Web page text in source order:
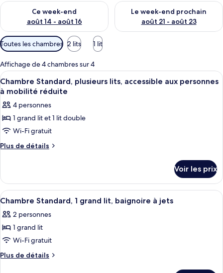
Ce week-end
août 14 - août 16
Vérifier la disponibilité pour ce week-end août 14 - août 16
Le week-end prochain
août 21 - août 23
Vérifier la disponibilité pour
Filtres
disponibles
pour
les
chambres
Toutes les chambres 2 lits 1 lit
Affichage de 4 chambres sur 4
Afficher
toutes
les
photos
pour
ce
type
Chambre
Standard,
plusieurs
lits,
accessible
aux
personnes
à
Une chambre d’hôtel avec deux
5
Chambre Standard, plusieurs lits, accessible aux personnes
à mobilité réduite
4 personnes
1 grand lit et 1 lit double
Wi-Fi gratuit
Plus de détails
Plus
le
type
de
Chambre
Standard,
lits,
accessible
aux
Voir les prix
Afficher
toutes
les
photos
pour
ce
Une chambre d’hôtel avec un lit,
5
Chambre Standard, 1 grand lit, baignoire à jets
2 personnes
1 grand lit
Wi-Fi gratuit
Plus de détails
Plus